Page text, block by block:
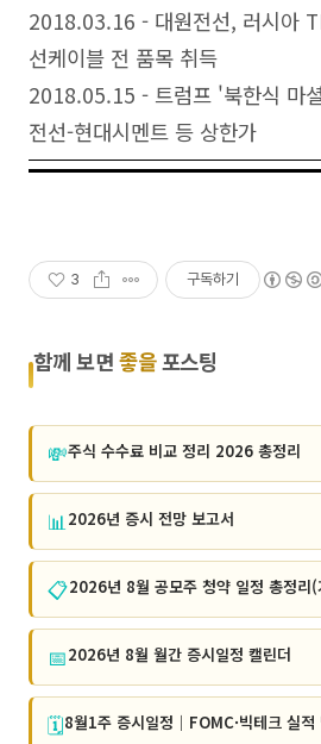
2018.03.16 - 대원전선, 러시아
선케이블 전 품목 취득
2018.05.15 - 트럼프 '북한식 마
전선-현대시멘트 등 상한가
3 구독하기
함께 보면 좋을포스팅
💸주식 수수료 비교 정리 2026 총정리
📊2026년 증시 전망 보고서
📋2026년 8월 공모주 청약 일정 총정리(
📅2026년 8월 월간 증시일정 캘린더
🗓️8월1주 증시일정｜FOMC·빅테크 실적